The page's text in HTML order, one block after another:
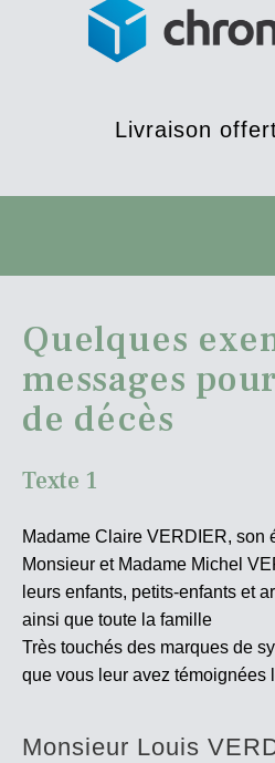
Livraison
Quelques
messages
de décès
Texte 1
Madame Claire VERDIER, son
Monsieur et Madame Michel
leurs enfants, petits-enfants et
ainsi que toute la famille
Très touchés des marques de
que vous leur avez témoignées
Monsieur Louis